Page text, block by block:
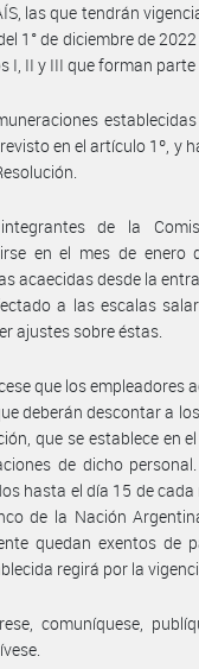
las que tendrán
1° de diciembre de
I, II y III que forman
en el artículo 1º, y
integrantes de la
en el mes de
acaecidas desde la
a las escalas
ajustes sobre éstas.
que los
deberán descontar a
que se establece en
de dicho
hasta el día 15 de cada
de la Nación
quedan exentos de
regirá por la
comuníquese,